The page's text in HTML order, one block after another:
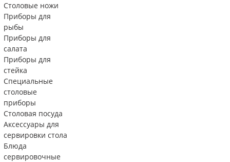
Столовые ножи
Приборы для
рыбы
Приборы для
салата
Приборы для
стейка
Специальные
столовые
приборы
Столовая посуда
Аксессуары для
сервировки стола
Блюда
сервировочные